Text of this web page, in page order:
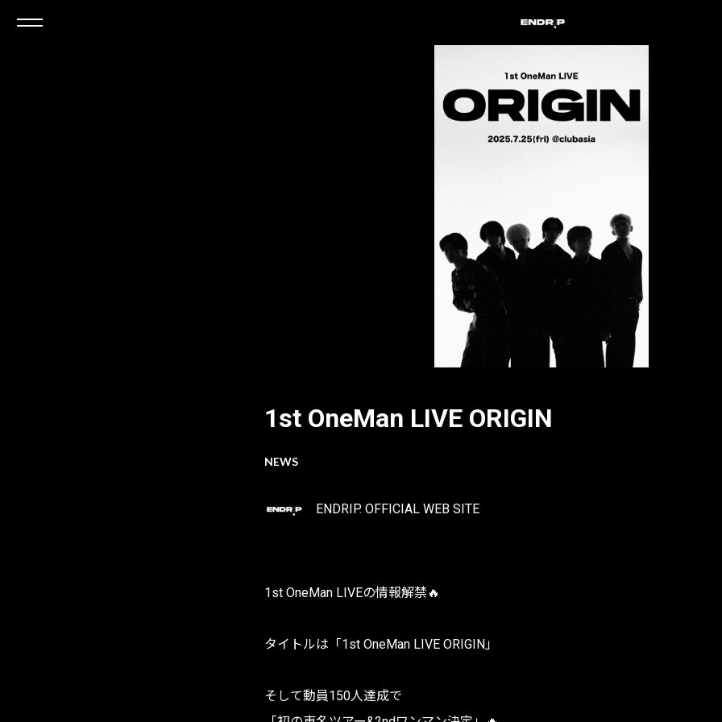
1st OneMan LIVE ORIGIN
NEWS
ENDRIP. OFFICIAL WEB SITE
1st OneMan LIVEの情報解禁🔥
タイトルは「1st OneMan LIVE ORIGIN」
そして動員150人達成で